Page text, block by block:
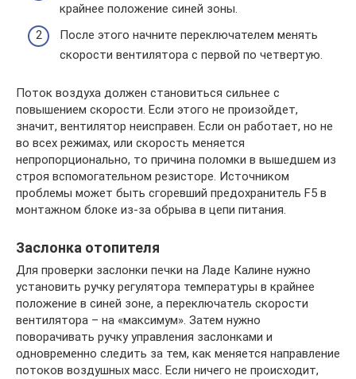
крайнее положение синей зоны.
После этого начните переключателем менять
скорости вентилятора с первой по четвертую.
Поток воздуха должен становиться сильнее с
повышением скорости. Если этого не произойдет,
значит, вентилятор неисправен. Если он работает, но не
во всех режимах, или скорость меняется
непропорционально, то причина поломки в вышедшем из
строя вспомогательном резисторе. Источником
проблемы может быть сгоревший предохранитель F5 в
монтажном блоке из-за обрыва в цепи питания.
Заслонка отопителя
Для проверки заслонки печки на Ладе Калине нужно
установить ручку регулятора температуры в крайнее
положение в синей зоне, а переключатель скорости
вентилятора – на «максимум». Затем нужно
поворачивать ручку управления заслонками и
одновременно следить за тем, как меняется направление
потоков воздушных масс. Если ничего не происходит,